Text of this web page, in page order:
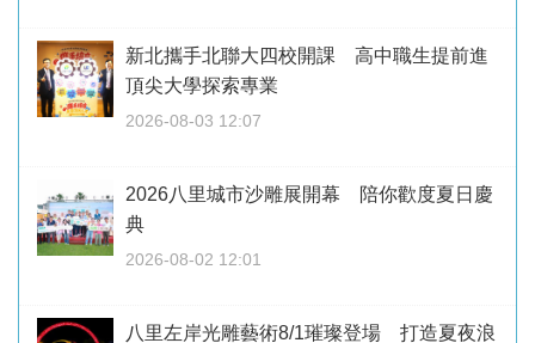
新北攜手北聯大四校開課 高中職生提前進
頂尖大學探索專業
2026-08-03 12:07
2026八里城市沙雕展開幕 陪你歡度夏日慶
典
2026-08-02 12:01
八里左岸光雕藝術8/1璀璨登場 打造夏夜浪